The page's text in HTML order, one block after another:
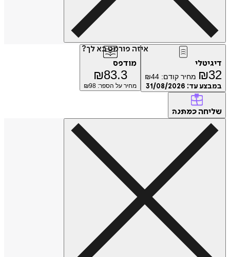
איזה פורמט בא לך?
דיגיטלי
₪32 מחיר קודם: ₪44
במבצע עד: 31/08/2026
מודפס
₪83.3
מחיר על הספר: ₪ 98
שליחה כמתנה